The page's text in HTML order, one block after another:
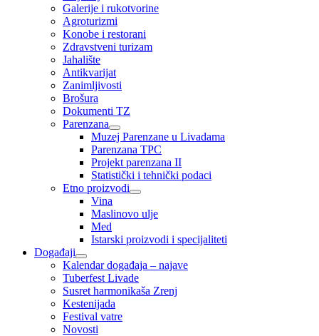
Galerije i rukotvorine
Agroturizmi
Konobe i restorani
Zdravstveni turizam
Jahalište
Antikvarijat
Zanimljivosti
Brošura
Dokumenti TZ
Parenzana
Muzej Parenzane u Livadama
Parenzana TPC
Projekt parenzana II
Statistički i tehnički podaci
Etno proizvodi
Vina
Maslinovo ulje
Med
Istarski proizvodi i specijaliteti
Događaji
Kalendar događaja – najave
Tuberfest Livade
Susret harmonikaša Zrenj
Kestenijada
Festival vatre
Novosti